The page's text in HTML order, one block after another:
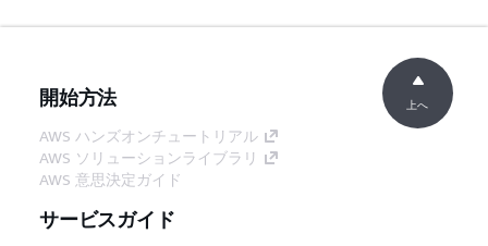
開始方法
AWS ハンズオンチュートリアル
AWS ソリューションライブラリ
AWS 意思決定ガイド
サービスガイド
上へ